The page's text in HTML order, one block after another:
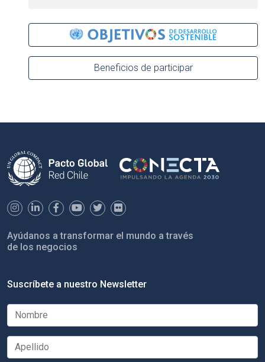
Beneficios de participar
Ayúdanos a transformar el mundo a través
de los negocios
Suscríbete a nuestro Newsletter